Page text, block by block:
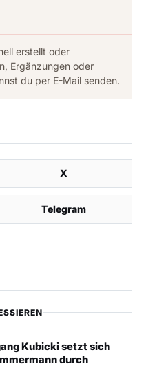
erstellt oder
Ergänzungen oder
du per E-Mail senden.
X
Telegram
Kubicki setzt sich
durch